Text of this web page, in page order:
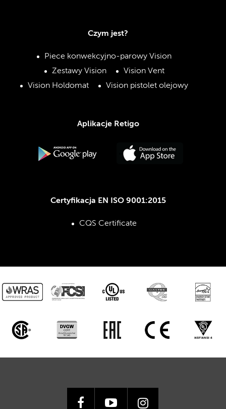
Czym jest?
Piece konwekcyjno-parowy Vision
Zestawy Vision
Vision Vent
Vision Holdomat
Vision pistolet olejowy
Aplikacje Retigo
Certyfikacja EN ISO 9001:2015
CQS Certificate